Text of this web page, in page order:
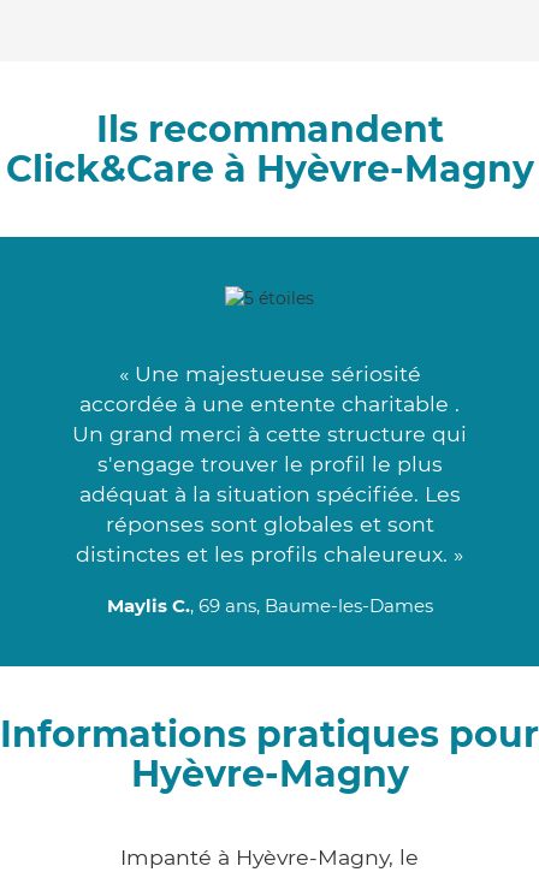
Ils recommandent
Click&Care à Hyèvre-Magny
« Une majestueuse sériosité
accordée à une entente charitable .
Un grand merci à cette structure qui
s'engage trouver le profil le plus
adéquat à la situation spécifiée. Les
réponses sont globales et sont
distinctes et les profils chaleureux. »
Maylis C., 69 ans, Baume-les-Dames
Informations pratiques pour
Hyèvre-Magny
Impanté à Hyèvre-Magny, le